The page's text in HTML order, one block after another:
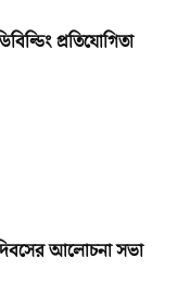
প্রতিযোগিতা
আলোচনা সভা